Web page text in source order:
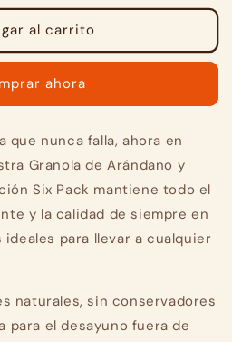
al carrito
ahora
que nunca falla, ahora en
Granola de Arándano y
Six Pack mantiene todo el
y la calidad de siempre en
para llevar a cualquier
naturales, sin conservadores
el desayuno fuera de